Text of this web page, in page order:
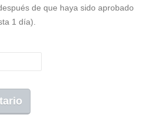
de que haya sido aprobado
1 día).